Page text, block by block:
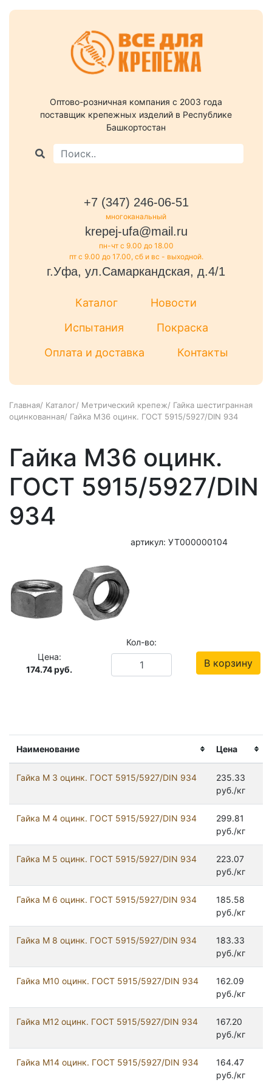
Оптово-розничная компания c 2003 года
поставщик крепежных изделий в Республике
Башкортостан
+7 (347) 246-06-51
многоканальный
krepej-ufa@mail.ru
пн-чт с 9.00 до 18.00
пт с 9.00 до 17.00, сб и вс - выходной.
г.Уфа, ул.Самаркандская, д.4/1
Каталог
Новости
Испытания
Покраска
Оплата и доставка
Контакты
Главная/ Каталог/ Метрический крепеж/ Гайка шестигранная
оцинкованная/ Гайка М36 оцинк. ГОСТ 5915/5927/DIN 934
Наименование Цена
Гайка М 3 оцинк. ГОСТ 5915/5927/DIN 934
235.33
руб./кг
Гайка М 4 оцинк. ГОСТ 5915/5927/DIN 934
299.81
руб./кг
Гайка М 5 оцинк. ГОСТ 5915/5927/DIN 934
223.07
руб./кг
Гайка М 6 оцинк. ГОСТ 5915/5927/DIN 934
185.58
руб./кг
Гайка М 8 оцинк. ГОСТ 5915/5927/DIN 934
183.33
руб./кг
Гайка М10 оцинк. ГОСТ 5915/5927/DIN 934
162.09
руб./кг
Гайка М12 оцинк. ГОСТ 5915/5927/DIN 934
167.20
руб./кг
Гайка М14 оцинк. ГОСТ 5915/5927/DIN 934
164.47
руб./кг
Гайка М36 оцинк.
ГОСТ 5915/5927/DIN
934
артикул: УТ000000104
Цена:
174.74руб.
Кол-во:
В корзину